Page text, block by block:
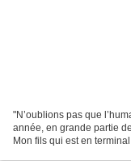
"N’oublions pas que
année, en grande partie
Mon fils qui est en